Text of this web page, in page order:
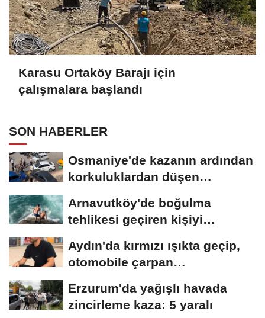
Karasu Ortaköy Barajı için
çalışmalara başlandı
SON HABERLER
Osmaniye'de kazanın ardından
korkuluklardan düşen
Arnavutköy'de boğulma
tehlikesi geçiren kişiyi
Aydın'da kırmızı ışıkta geçip,
otomobile çarpan
Erzurum'da yağışlı havada
zincirleme kaza: 5 yaralı